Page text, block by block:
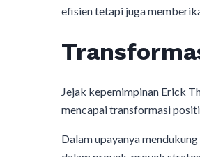
efisien tetapi juga
Jejak kepemimpinan Erick
mencapai transformasi
Dalam upayanya